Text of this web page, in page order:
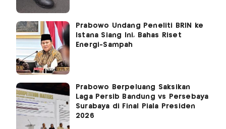
Prabowo Undang Peneliti BRIN ke
Istana Siang Ini, Bahas Riset
Energi-Sampah
Prabowo Berpeluang Saksikan
Laga Persib Bandung vs Persebaya
Surabaya di Final Piala Presiden
2026